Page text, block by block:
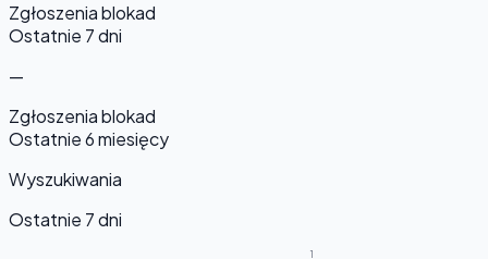
Zgłoszenia blokad
Ostatnie 7 dni
—
Zgłoszenia blokad
Ostatnie 6 miesięcy
Wyszukiwania
Ostatnie 7 dni
1